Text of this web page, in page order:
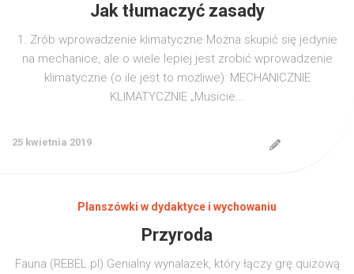
Jak tłumaczyć zasady
1. Zrób wprowadzenie klimatyczne Można skupić się jedynie
na mechanice, ale o wiele lepiej jest zrobić wprowadzenie
klimatyczne (o ile jest to możliwe): MECHANICZNIE
KLIMATYCZNIE „Musicie...
25 kwietnia 2019
Planszówki w dydaktyce i wychowaniu
Przyroda
Fauna (REBEL.pl) Genialny wynalazek, który łączy grę quizową